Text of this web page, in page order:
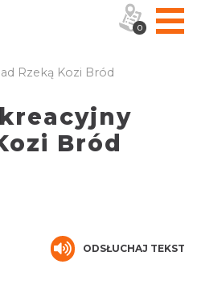
Rzeką Kozi Bród
Bród
ODSŁUCHAJ TEKST
0